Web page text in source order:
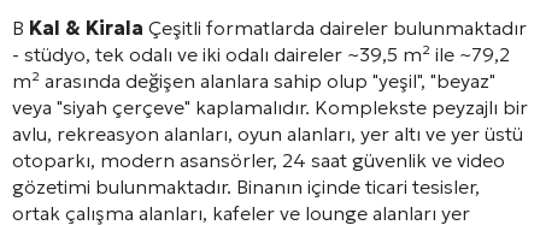
В Kal & Kirala Çeşitli formatlarda daireler bulunmaktadır
- stüdyo, tek odalı ve iki odalı daireler ~39,5 m² ile ~79,2
m² arasında değişen alanlara sahip olup "yeşil", "beyaz"
veya "siyah çerçeve" kaplamalıdır. Komplekste peyzajlı bir
avlu, rekreasyon alanları, oyun alanları, yer altı ve yer üstü
otoparkı, modern asansörler, 24 saat güvenlik ve video
gözetimi bulunmaktadır. Binanın içinde ticari tesisler,
ortak çalışma alanları, kafeler ve lounge alanları yer